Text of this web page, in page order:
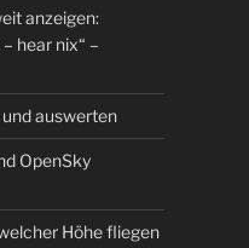
anzeigen:
hear nix“ –
auswerten
OpenSky
Höhe fliegen